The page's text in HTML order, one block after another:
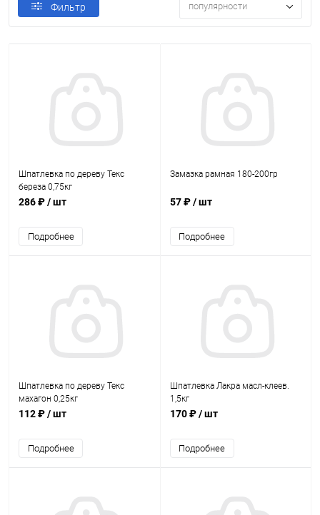
Фильтр популярности
Шпатлевка по дереву Текс
береза 0,75кг
286 ₽/ шт
Подробнее
Замазка рамная 180-200гр
57 ₽/ шт
Подробнее
Шпатлевка по дереву Текс
махагон 0,25кг
112 ₽/ шт
Подробнее
Шпатлевка Лакра масл-клеев.
1,5кг
170 ₽/ шт
Подробнее